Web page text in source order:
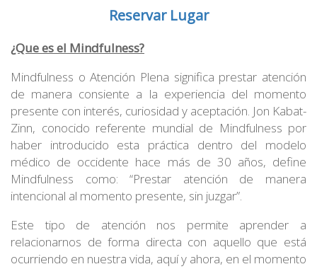
Reservar Lugar
¿Que es el Mindfulness?
Mindfulness o Atención Plena significa prestar atención
de manera consiente a la experiencia del momento
presente con interés, curiosidad y aceptación. Jon Kabat-
Zinn, conocido referente mundial de Mindfulness por
haber introducido esta práctica dentro del modelo
médico de occidente hace más de 30 años, define
Mindfulness como: “Prestar atención de manera
intencional al momento presente, sin juzgar”.
Este tipo de atención nos permite aprender a
relacionarnos de forma directa con aquello que está
ocurriendo en nuestra vida, aquí y ahora, en el momento